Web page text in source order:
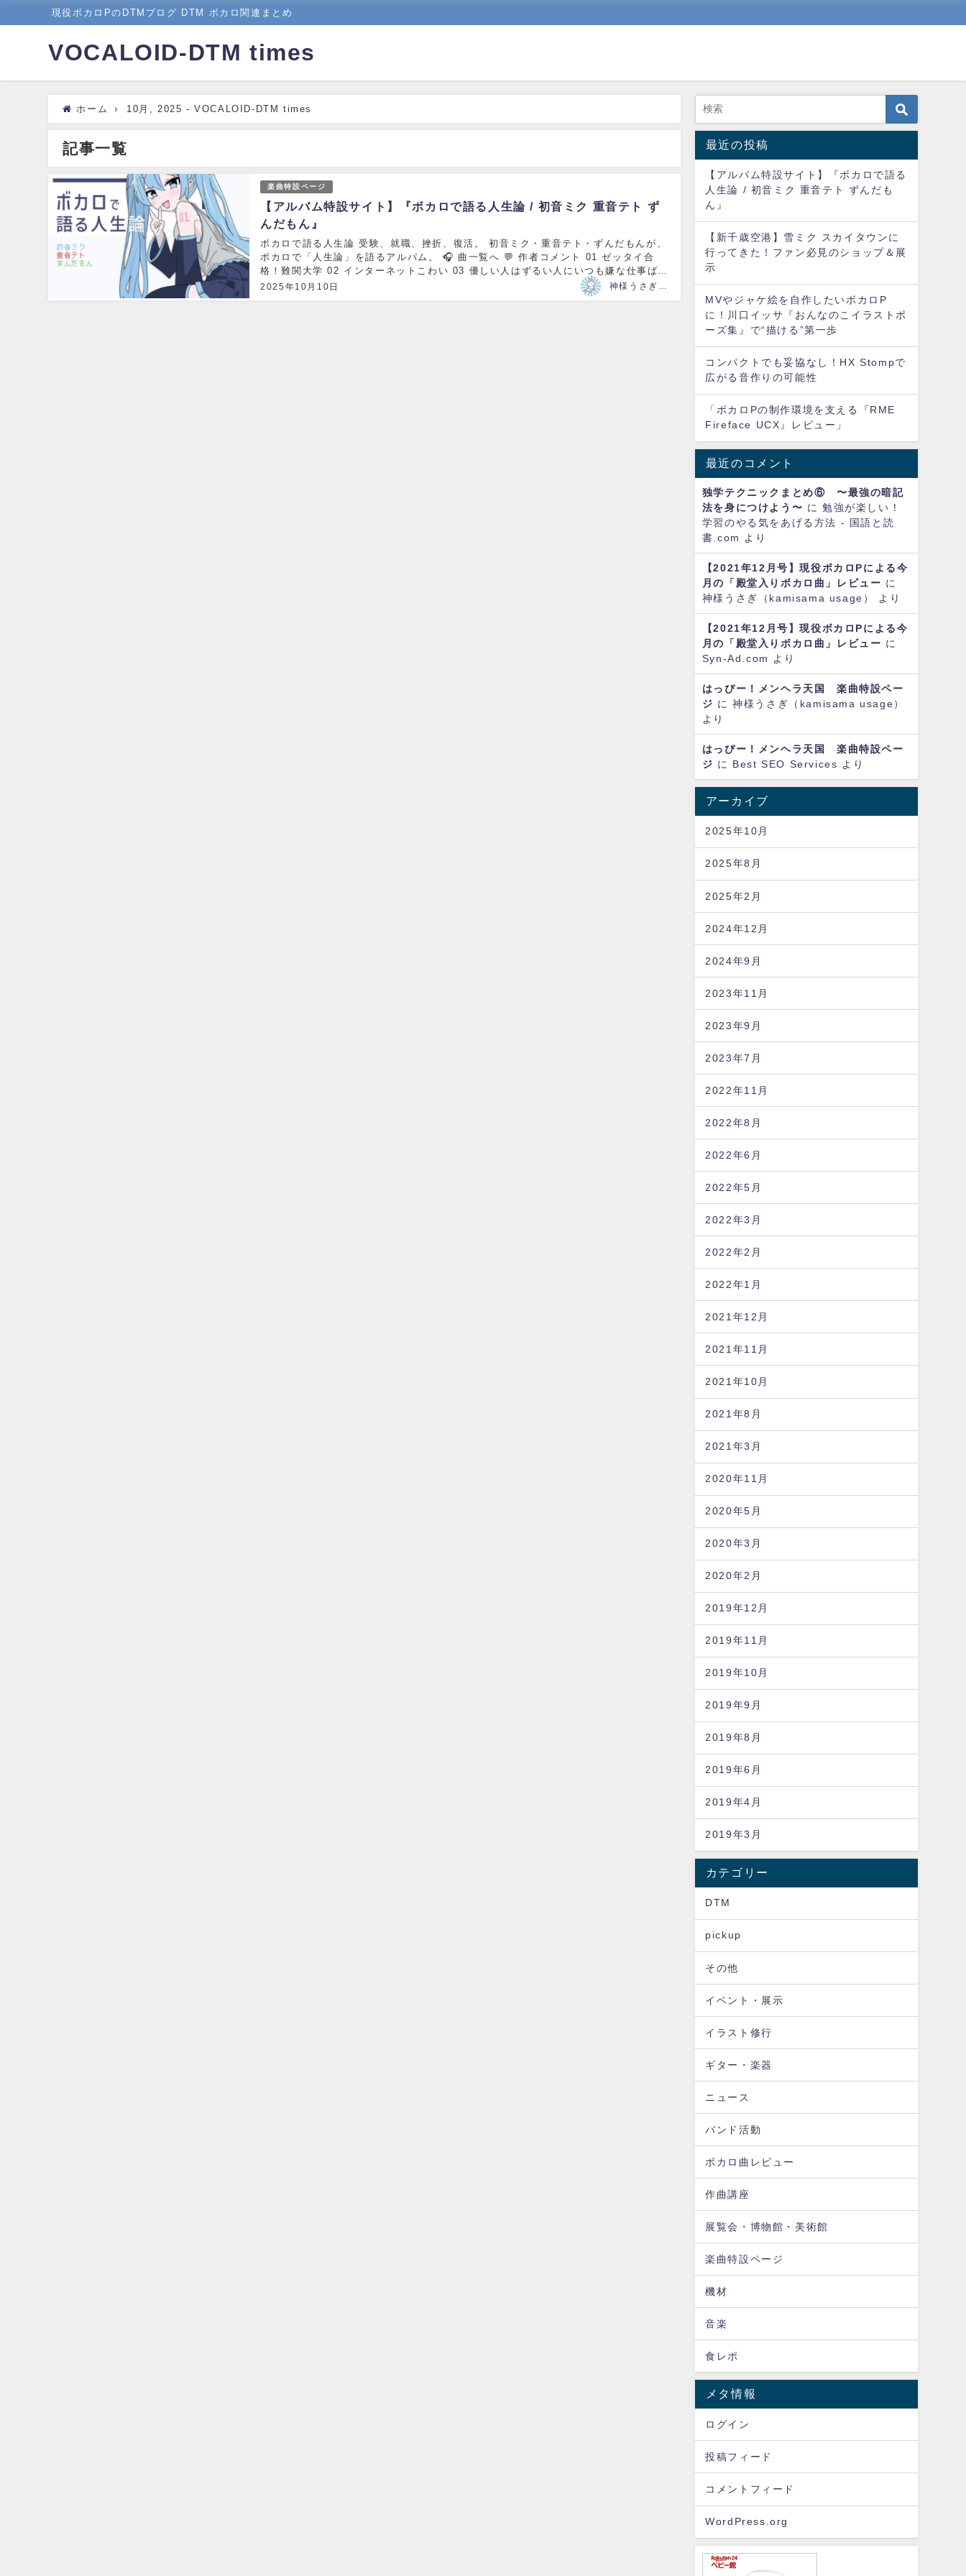
現役ボカロPのDTMブログ DTM ボカロ関連まとめ
VOCALOID-DTM times
ホーム 10月, 2025 - VOCALOID-DTM times
記事一覧
楽曲特設ページ
【アルバム特設サイト】『ボカロで語る人生論 / 初音ミク 重音テト ず
んだもん』
2025年10月10日
ボカロで語る人生論 受験、就職、挫折、復活。 初音ミク・重音テト・ずんだもんが、
ボカロで「人生論」を語るアルバム。 🎧 曲一覧へ 💬 作者コメント 01 ゼッタイ合
格！難関大学 02 インターネットこわい 03 優しい人はずるい人にいつも嫌な仕事ばっ
かり頼まれる 04 仕事をやめたい 0...
最近の投稿
【アルバム特設サイト】『ボカロで語る
人生論 / 初音ミク 重音テト ずんだも
ん』
【新千歳空港】雪ミク スカイタウンに
行ってきた！ファン必見のショップ＆展
示
MVやジャケ絵を自作したいボカロP
に！川口イッサ『おんなのこイラストポ
ーズ集』で“描ける”第一歩
コンパクトでも妥協なし！HX Stompで
広がる音作りの可能性
「ボカロPの制作環境を支える『RME
Fireface UCX』レビュー」
最近のコメント
独学テクニックまとめ⑥ 〜最強の暗記
法を身につけよう〜 に勉強が楽しい！
学習のやる気をあげる方法 - 国語と読
書.com
より
【2021年12月号】現役ボカロPによる今
月の「殿堂入りボカロ曲」レビュー に
神様うさぎ（kamisama usage）
より
【2021年12月号】現役ボカロPによる今
月の「殿堂入りボカロ曲」レビュー に
Syn-Ad.com
より
はっぴー！メンヘラ天国 楽曲特設ペー
ジ に神様うさぎ（kamisama usage）
より
はっぴー！メンヘラ天国 楽曲特設ペー
ジ に Best SEO Services より
アーカイブ
2025年10月
2025年8月
2025年2月
2024年12月
2024年9月
2023年11月
2023年9月
2023年7月
2022年11月
2022年8月
2022年6月
2022年5月
2022年3月
2022年2月
2022年1月
2021年12月
2021年11月
2021年10月
2021年8月
2021年3月
2020年11月
2020年5月
2020年3月
2020年2月
2019年12月
2019年11月
2019年10月
2019年9月
2019年8月
2019年6月
2019年4月
2019年3月
カテゴリー
DTM
pickup
その他
イベント・展示
イラスト修行
ギター・楽器
ニュース
バンド活動
ボカロ曲レビュー
作曲講座
展覧会・博物館・美術館
楽曲特設ページ
機材
音楽
食レポ
メタ情報
ログイン
投稿フィード
コメントフィード
WordPress.org